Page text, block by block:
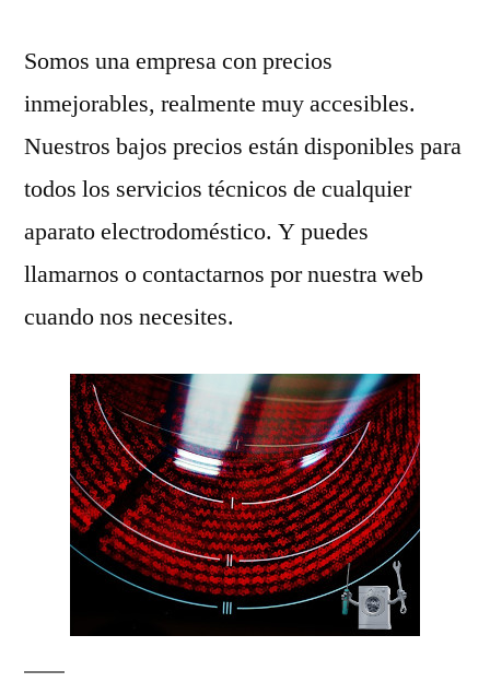
Somos una empresa con precios
inmejorables, realmente muy accesibles.
Nuestros bajos precios están disponibles para
todos los servicios técnicos de cualquier
aparato electrodoméstico. Y puedes
llamarnos o contactarnos por nuestra web
cuando nos necesites.